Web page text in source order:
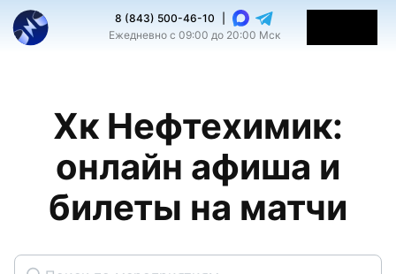
8 (843) 500-46-10
Ежедневно с 09:00 до 20:00 Мск
Хк Нефтехимик:
онлайн афиша и
билеты на матчи